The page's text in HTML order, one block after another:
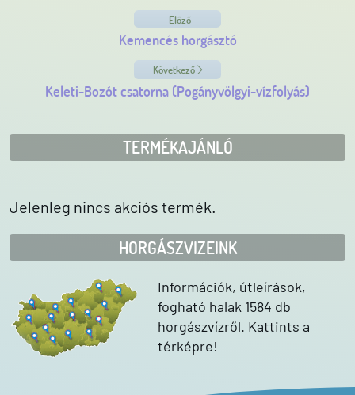
Előző
Kemencés horgásztó
Következő
Keleti-Bozót csatorna (Pogányvölgyi-vízfolyás)
TERMÉKAJÁNLÓ
Jelenleg nincs akciós termék.
HORGÁSZVIZEINK
Információk, útleírások,
fogható halak 1584 db
horgászvízről. Kattints a
térképre!